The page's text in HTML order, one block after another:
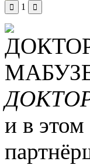
1
и в этом